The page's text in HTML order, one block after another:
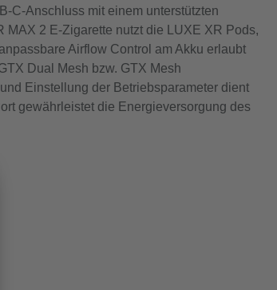
C-Anschluss mit einem unterstützten
MAX 2 E-Zigarette nutzt die LUXE XR Pods,
Airflow Control am Akku erlaubt
Dual Mesh bzw. GTX Mesh
Einstellung der Betriebsparameter dient
gewährleistet die Energieversorgung des